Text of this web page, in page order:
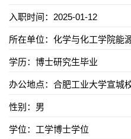
入职时间：2025-01-12
所在单位：化学与化工学院能
学历：博士研究生毕业
办公地点：合肥工业大学宣城
性别：男
学位：工学博士学位